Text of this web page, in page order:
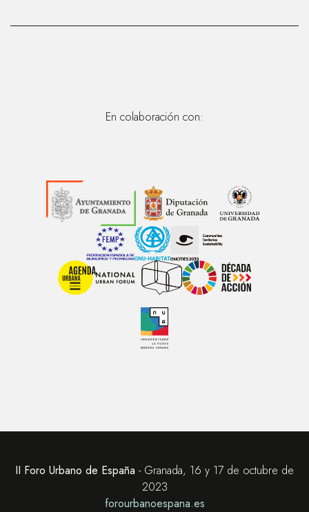
En colaboración con:
II Foro Urbano de España - Granada, 16 y 17 de octubre de
2023
forourbanoespana.es